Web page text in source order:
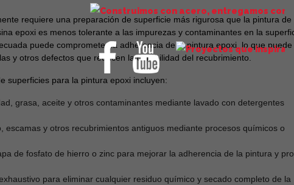
requiere una preparación de superficie más rigurosa que la pintura de
epoxi es menos tolerante a las impurezas y contaminantes en la
puede comprometer la adherencia de la pintura epoxi, lo que puede
y otros defectos que reducen la durabilidad del recubrimiento.
superficies para la pintura epoxi incluyen:
grasa, aceite y otros contaminantes mediante lavado con detergentes
escamas y otros recubrimientos antiguos mediante procesos químicos o
de fosfato de hierro o zinc para mejorar la adherencia de la pintura y
para eliminar cualquier residuo químico y secado completo de la